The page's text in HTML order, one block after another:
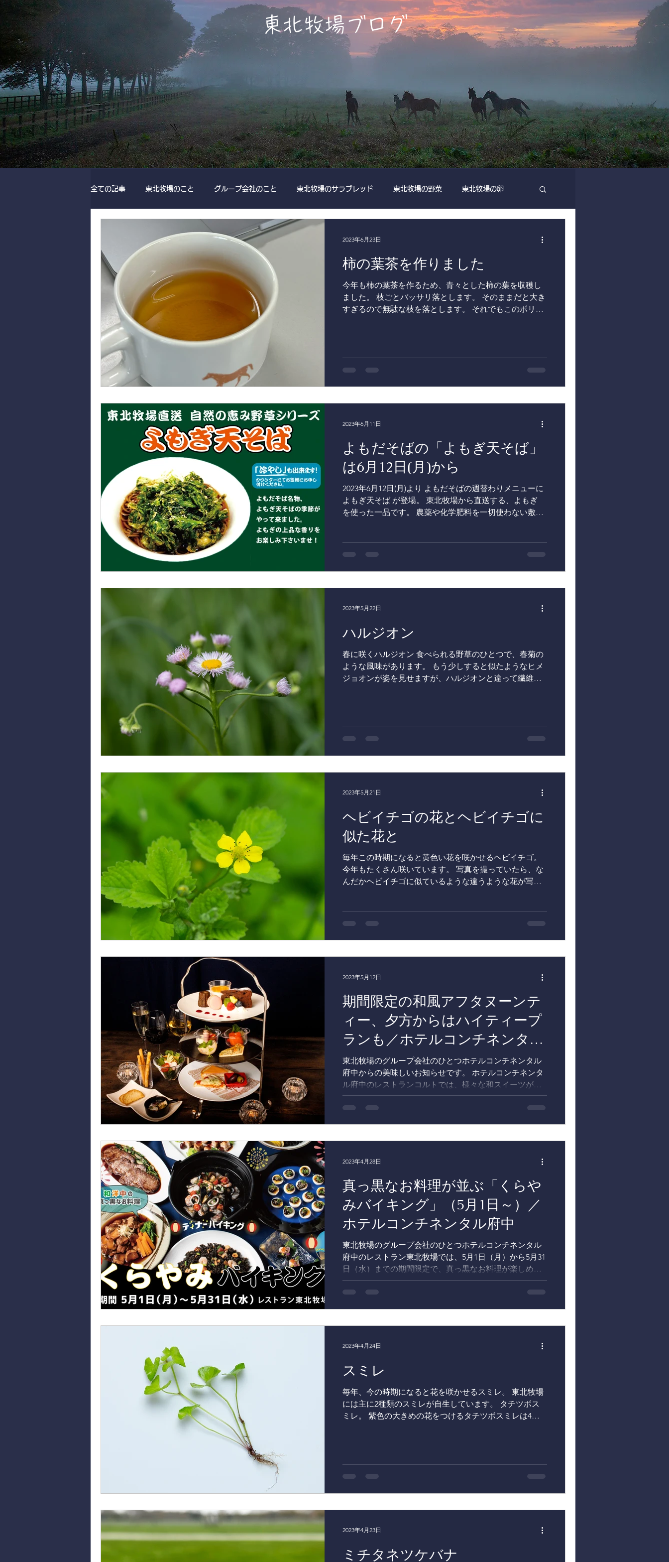
​東北牧場ブログ
全ての記事 東北牧場のこと グループ会社のこと 東北牧場のサラブレッド 東北牧場の野菜 東北牧場の卵
プレスリリース
柿の葉茶を作りました
今年も柿の葉茶を作るため、青々とした柿の葉を収穫し
ました。 枝ごとバッサリ落とします。 そのままだと大き
すぎるので無駄な枝を落とします。 それでもこのボリュ
2023年6月23日
よもだそばの「よもぎ天そば」
は6月12日(月)から
2023年6月12日(月)より よもだそばの週替わりメニューに
よもぎ天そば が登場。 東北牧場から直送する、よもぎ
を使った一品です。 農薬や化学肥料を一切使わない敷地
2023年6月11日
ハルジオン
春に咲くハルジオン 食べられる野草のひとつで、春菊の
ような風味があります。 もう少しすると似たようなヒメ
ジョオンが姿を見せますが、ハルジオンと違って繊維が
2023年5月22日
ヘビイチゴの花とヘビイチゴに
似た花と
毎年この時期になると黄色い花を咲かせるヘビイチゴ。
今年もたくさん咲いています。 写真を撮っていたら、な
んだかヘビイチゴに似ているような違うような花が写っ
2023年5月21日
期間限定の和風アフタヌーンテ
ィー、夕方からはハイティープ
ランも／ホテルコンチネンタル
府中
東北牧場のグループ会社のひとつホテルコンチネンタル
府中からの美味しいお知らせです。 ホテルコンチネンタ
ル府中のレストランコルトでは、様々な和スイーツが楽
しめる和風アフタヌーンティーを期間限定でご提供しま
す。 スイーツには東北牧場で採れる野草を使用したわら
2023年5月12日
真っ黒なお料理が並ぶ「くらや
みバイキング」（5月1日～）／
ホテルコンチネンタル府中
東北牧場のグループ会社のひとつホテルコンチネンタル
府中のレストラン東北牧場では、5月1日（月）から5月31
日（水）までの期間限定で、真っ黒なお料理が楽しめる
「くらやみバイキング」を開催します。 「くらやみバイ
キング」では、真っ黒なアクアパッツァや、溶岩のよう
2023年4月28日
スミレ
毎年、今の時期になると花を咲かせるスミレ。 東北牧場
には主に2種類のスミレが自生しています。 タチツボス
ミレ。 紫色の大きめの花をつけるタチツボスミレは4月
2023年4月24日
ミチタネツケバナ
2023年4月23日